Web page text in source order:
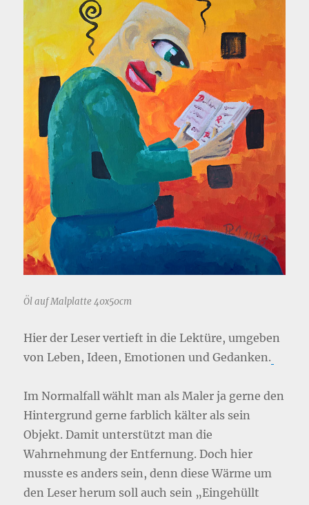
Öl auf Malplatte 40x50cm
Hier der Leser vertieft in die Lektüre, umgeben
von Leben, Ideen, Emotionen und Gedanken.
Im Normalfall wählt man als Maler ja gerne den
Hintergrund gerne farblich kälter als sein
Objekt. Damit unterstützt man die
Wahrnehmung der Entfernung. Doch hier
musste es anders sein, denn diese Wärme um
den Leser herum soll auch sein „Eingehüllt